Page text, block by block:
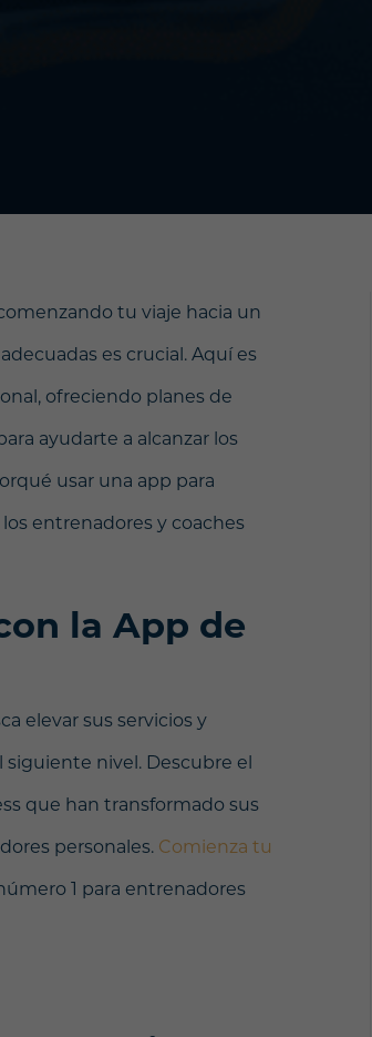
tu viaje hacia un
es crucial. Aquí es
ofreciendo planes de
ayudarte a alcanzar los
usar una app para
entrenadores y coaches
la App de
elevar sus servicios y
siguiente nivel. Descubre el
que han transformado sus
personales. Comienza tu
1 para entrenadores